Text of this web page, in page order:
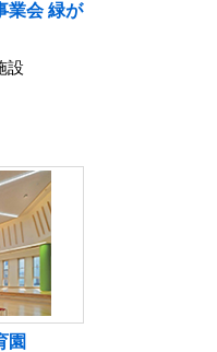
業会 緑が
設
園